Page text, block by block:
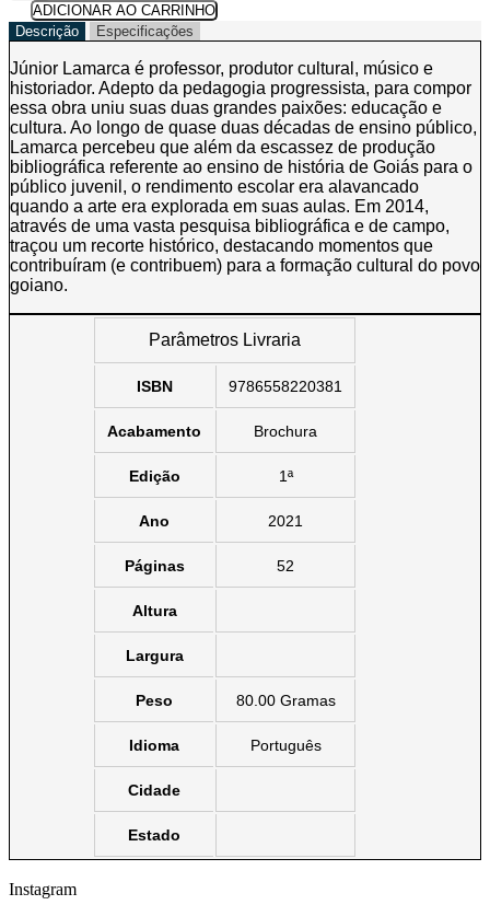
Goiás
em
12
poemas
quantidade
ADICIONAR AO CARRINHO
Descrição
Especificações
Júnior Lamarca é professor, produtor cultural, músico e
historiador. Adepto da pedagogia progressista, para compor
essa obra uniu suas duas grandes paixões: educação e
cultura. Ao longo de quase duas décadas de ensino público,
Lamarca percebeu que além da escassez de produção
bibliográfica referente ao ensino de história de Goiás para o
público juvenil, o rendimento escolar era alavancado
quando a arte era explorada em suas aulas. Em 2014,
através de uma vasta pesquisa bibliográfica e de campo,
traçou um recorte histórico, destacando momentos que
contribuíram (e contribuem) para a formação cultural do povo
goiano.
Parâmetros Livraria
ISBN 9786558220381
Acabamento Brochura
Edição 1ª
Ano 2021
Páginas 52
Altura
Largura
Peso 80.00 Gramas
Idioma Português
Cidade
Estado
Instagram